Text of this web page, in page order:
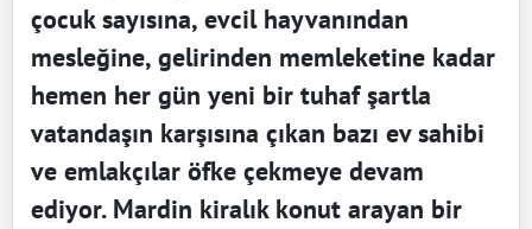
çocuk sayısına, evcil hayvanından
mesleğine, gelirinden memleketine kadar
hemen her gün yeni bir tuhaf şartla
vatandaşın karşısına çıkan bazı ev sahibi
ve emlakçılar öfke çekmeye devam
ediyor. Mardin kiralık konut arayan bir